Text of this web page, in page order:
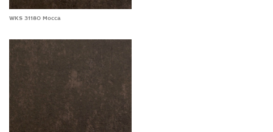
WKS 31180 Mocca